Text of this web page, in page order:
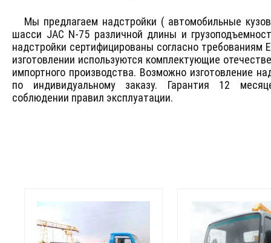
Мы предлагаем надстройки ( автомобильные
шасси JAC N-75 различной длины и
надстройки сертифицированы согласно требованиям
изготовлении используются комплектующие
импортного производства. Возможно изготовление
по индивидуальному заказу. Гарантия 12
соблюдении правил эксплуатации.